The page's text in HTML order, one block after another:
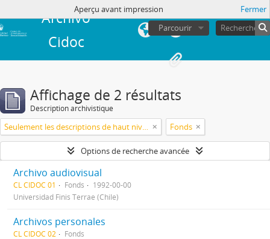
Archivo
Cidoc
de session
Parcourir
Aperçu avant impression Fermer
Affichage de 2 résultats
Description archivistique
Seulement les descriptions de haut niveau Fonds
Options de recherche avancée
Archivo audiovisual
CL CIDOC 01 Fonds
1992-00-00
Universidad Finis Terrae (Chile)
Archivos personales
CL CIDOC 02 Fonds